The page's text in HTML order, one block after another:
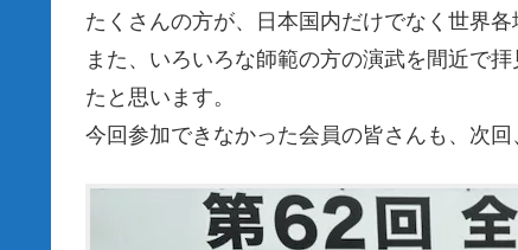
たくさんの方が、日本国内だけでなく世界各
また、いろいろな師範の方の演武を間近で
たと思います。
今回参加できなかった会員の皆さんも、次